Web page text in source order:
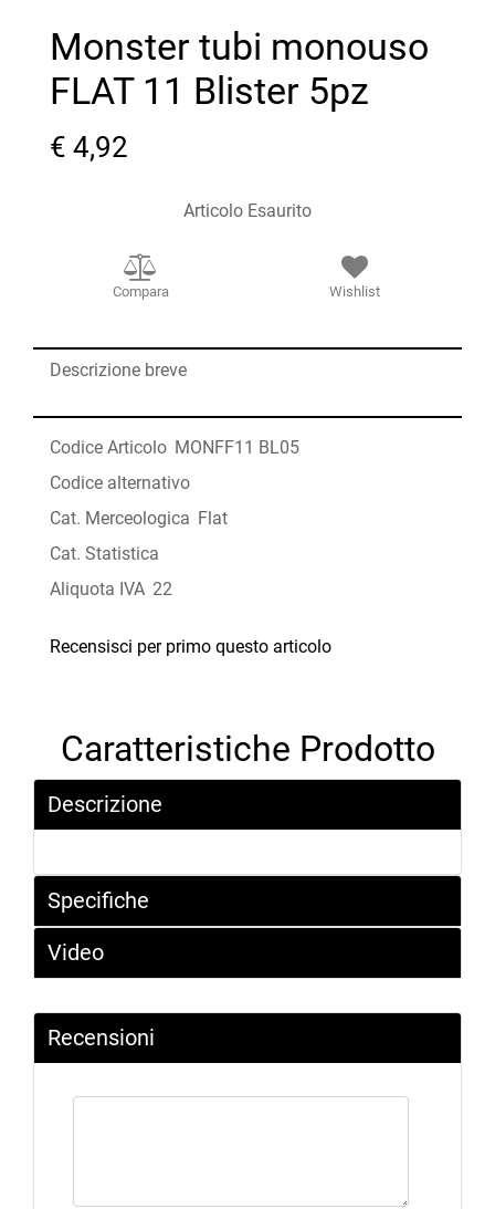
Monster tubi monouso
FLAT 11 Blister 5pz
€ 4,92
Articolo Esaurito
Compara Wishlist
Descrizione breve
Codice Articolo MONFF11 BL05
Codice alternativo
Cat. Merceologica Flat
Cat. Statistica
Aliquota IVA 22
Recensisci per primo questo articolo
Caratteristiche Prodotto
Descrizione
Specifiche
Video
Recensioni